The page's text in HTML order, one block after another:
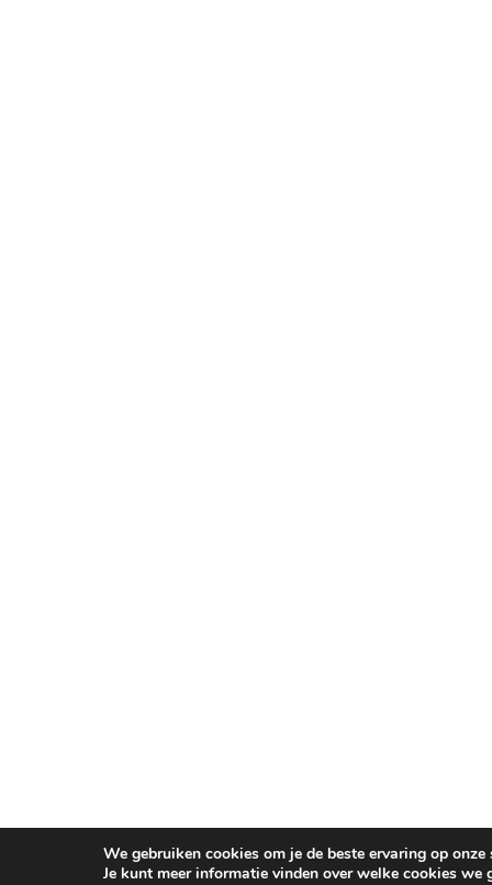
We gebruiken cookies om je de beste ervaring op onze
Je kunt meer informatie vinden over welke cookies